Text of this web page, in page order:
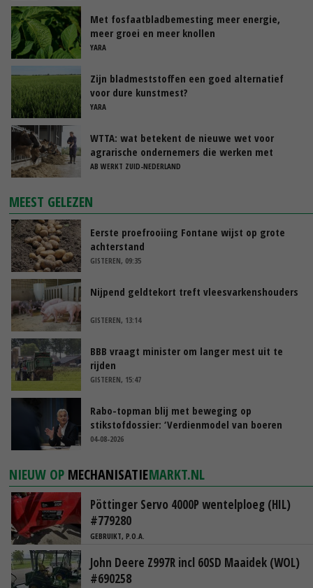
Met fosfaatbladbemesting meer energie,
meer groei en meer knollen
YARA
Zijn bladmeststoffen een goed alternatief
voor dure kunstmest?
YARA
WTTA: wat betekent de nieuwe wet voor
agrarische ondernemers die werken met
uitzendkrachten?
AB WERKT ZUID-NEDERLAND
MEEST GELEZEN
Eerste proefrooiing Fontane wijst op grote
achterstand
GISTEREN, 09:35
Nijpend geldtekort treft vleesvarkenshouders
GISTEREN, 13:14
BBB vraagt minister om langer mest uit te
rijden
GISTEREN, 15:47
Rabo-topman blij met beweging op
stikstofdossier: ‘Verdienmodel van boeren
blijft cruciaal’
04-08-2026
NIEUW OP MECHANISATIEMARKT.NL
Pöttinger Servo 4000P wentelploeg (HIL)
#779280
GEBRUIKT, P.O.A.
John Deere Z997R incl 60SD Maaidek (WOL)
#690258